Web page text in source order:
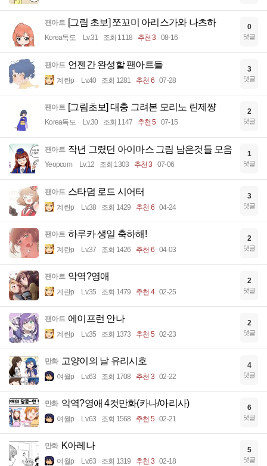
팬아트 [그림 초보] 쪼꼬미 아리스가와 나츠하
Korea독도 Lv.31 조회 1118 추천 3 08-16
0
댓글
팬아트 언젠간 완성할 팬아트들
계란p Lv.40 조회 1281 추천 6 07-28
3
댓글
팬아트 [그림초보] 대충 그려본 모리노 린제쨩
Korea독도 Lv.30 조회 1147 추천 5 07-15
2
댓글
팬아트 작년 그렸던 아이마스 그림 남은것들 모음
Yeopcom Lv.12 조회 1303 추천 3 07-06
1
댓글
팬아트 스타덤 로드 시어터
계란p Lv.38 조회 1429 추천 6 04-24
3
댓글
팬아트 하루카 생일 축하해!
계란p Lv.37 조회 1426 추천 6 04-03
2
댓글
팬아트 악역?영애
계란p Lv.35 조회 1479 추천 4 02-25
2
댓글
팬아트 에이프런 안나
계란p Lv.35 조회 1373 추천 5 02-23
2
댓글
만화 고양이의 날 유리시호
여월p Lv.63 조회 1708 추천 3 02-22
4
댓글
만화 악역?영애 4컷만화(카나/아리사)
여월p Lv.63 조회 1568 추천 5 02-21
6
댓글
만화 K아레나
여월p Lv.63 조회 1319 추천 3 02-18
5
댓글